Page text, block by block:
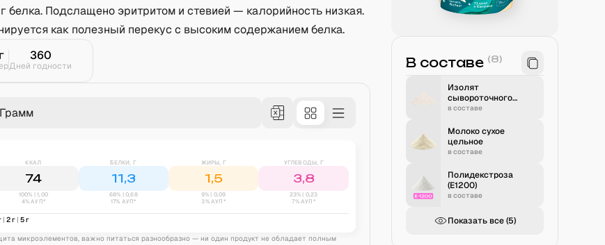
г белка. Подслащено эритритом и стевией — калорийность низкая.
как полезный перекус с высоким содержанием белка.
360
Дней годности
Грамм
ККАЛ
74
100% | 1,00
4% АУП*
БЕЛКИ, Г
11,3
68% | 0,68
17% АУП*
ЖИРЫ, Г
1,5
9% | 0,09
3% АУП*
УГЛЕВОДЫ, Г
3,8
23% | 0,23
7% АУП*
| 2г | 5г
микроэлементов, важно питаться разнообразно — ни один продукт не обладает полным
В составе (8)
Изолят
сывороточного
белка
в составе
Молоко сухое
цельное
в составе
Полидекстроза
(E1200)
в составе
Показать все (5)